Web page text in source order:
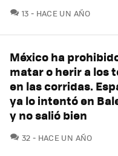
13 COMENTARIOS
HACE UN AÑO
México ha
matar o herir a los
en las corridas.
ya lo intentó en
y no salió bien
32 COMENTARIOS
HACE UN AÑO